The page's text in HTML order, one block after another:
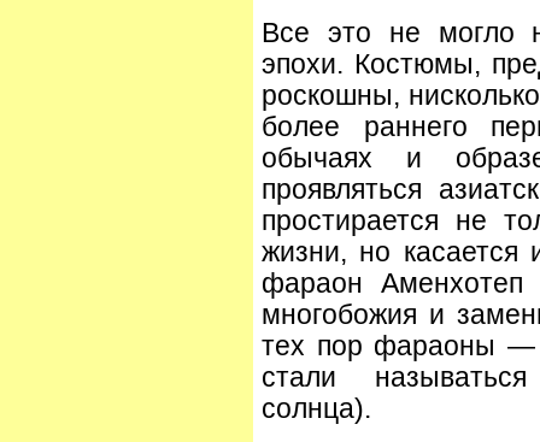
Все это не могло
эпохи. Костюмы,
роскошны,
более раннего
обычаях и
проявляться
простирается не
жизни, но касается
фараон Аменхотеп
многобожия и
тех пор фараоны —
стали
солнца).